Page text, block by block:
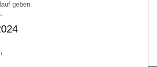
geben.